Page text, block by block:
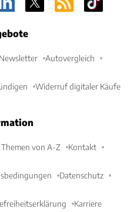
Newsletter Autovergleich
Widerruf digitaler Käufe
Themen von A-Z Kontakt
Datenschutz
Karriere